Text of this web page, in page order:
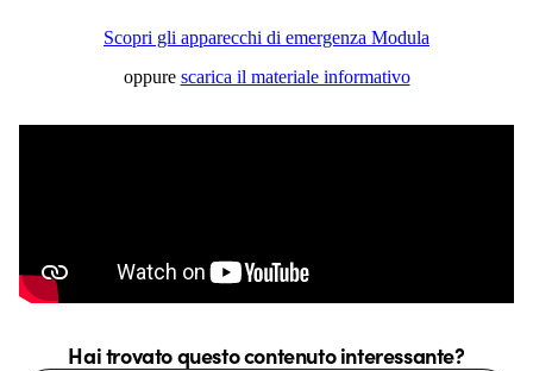
Scopri gli apparecchi di emergenza Modula
oppure scarica il materiale informativo
Hai trovato questo contenuto interessante?